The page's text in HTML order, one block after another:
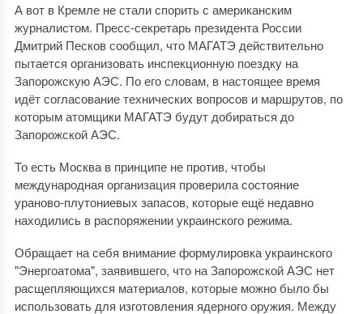
А вот в Кремле не стали спорить с американским
журналистом. Пресс-секретарь президента России
Дмитрий Песков сообщил, что МАГАТЭ действительно
пытается организовать инспекционную поездку на
Запорожскую АЭС. По его словам, в настоящее время
идёт согласование технических вопросов и маршрутов, по
которым атомщики МАГАТЭ будут добираться до
Запорожской АЭС.
То есть Москва в принципе не против, чтобы
международная организация проверила состояние
ураново-плутониевых запасов, которые ещё недавно
находились в распоряжении украинского режима.
Обращает на себя внимание формулировка украинского
"Энергоатома", заявившего, что на Запорожской АЭС нет
расщепляющихся материалов, которые можно было бы
использовать для изготовления ядерного оружия. Между